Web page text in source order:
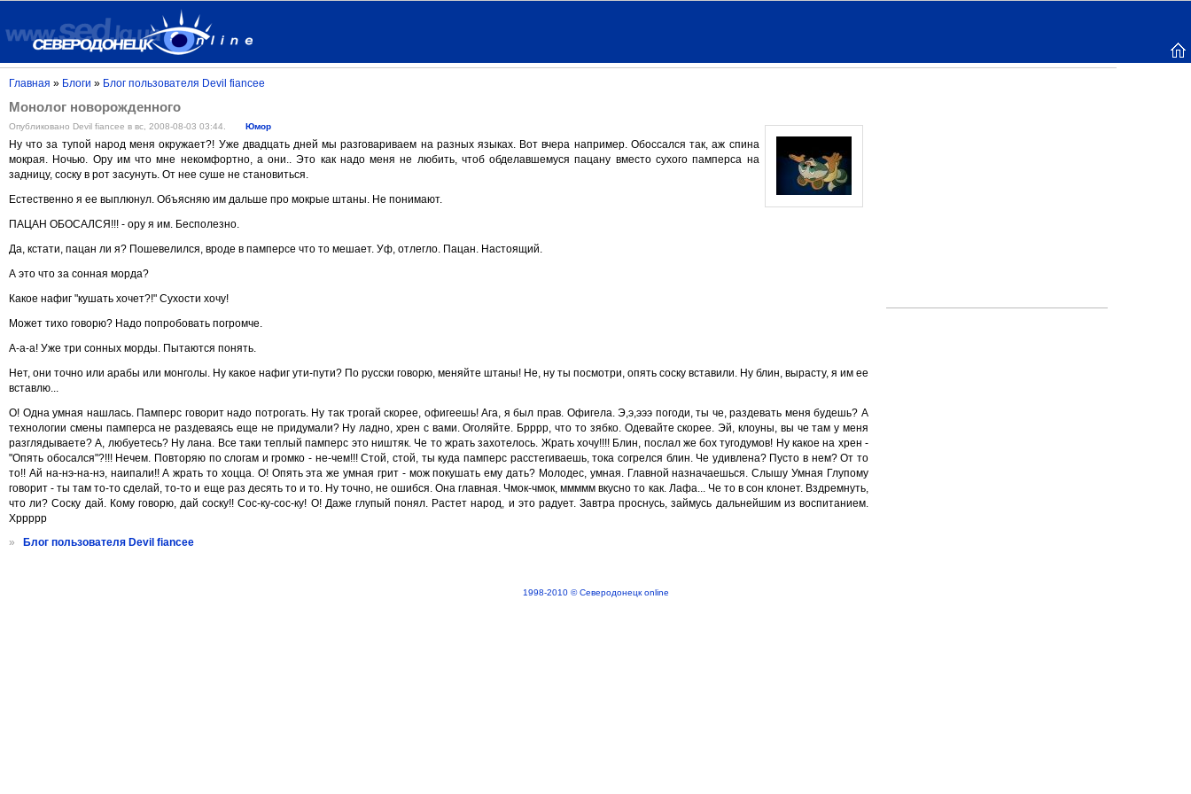
Главная » Блоги » Блог пользователя Devil fiancee
Монолог новорожденного
Опубликовано Devil fiancee в вс, 2008-08-03 03:44. Юмор
Ну что за тупой народ меня окружает?! Уже двадцать дней мы разговариваем на разных языках. Вот вчера например. Обоссался так, аж спина
мокрая. Ночью. Ору им что мне некомфортно, а они.. Это как надо меня не любить, чтоб обделавшемуся пацану вместо сухого памперса на
задницу, соску в рот засунуть. От нее суше не становиться.
Естественно я ее выплюнул. Объясняю им дальше про мокрые штаны. Не понимают.
ПАЦАН ОБОСАЛСЯ!!! - ору я им. Бесполезно.
Да, кстати, пацан ли я? Пошевелился, вроде в памперсе что то мешает. Уф, отлегло. Пацан. Настоящий.
А это что за сонная морда?
Какое нафиг "кушать хочет?!" Сухости хочу!
Может тихо говорю? Надо попробовать погромче.
А-а-а! Уже три сонных морды. Пытаются понять.
Нет, они точно или арабы или монголы. Ну какое нафиг ути-пути? По русски говорю, меняйте штаны! Не, ну ты посмотри, опять соску вставили. Ну блин, вырасту, я им ее
вставлю...
О! Одна умная нашлась. Памперс говорит надо потрогать. Ну так трогай скорее, офигеешь! Ага, я был прав. Офигела. Э,э,эээ погоди, ты че, раздевать меня будешь? А
технологии смены памперса не раздеваясь еще не придумали? Ну ладно, хрен с вами. Оголяйте. Брррр, что то зябко. Одевайте скорее. Эй, клоуны, вы че там у меня
разглядываете? А, любуетесь? Ну лана. Все таки теплый памперс это ништяк. Че то жрать захотелось. Жрать хочу!!!! Блин, послал же бох тугодумов! Ну какое на хрен -
"Опять обосался"?!!! Нечем. Повторяю по слогам и громко - не-чем!!! Стой, стой, ты куда памперс расстегиваешь, тока согрелся блин. Че удивлена? Пусто в нем? От то
то!! Ай на-нэ-на-нэ, наипали!! А жрать то хоцца. О! Опять эта же умная грит - мож покушать ему дать? Молодес, умная. Главной назначаешься. Слышу Умная Глупому
говорит - ты там то-то сделай, то-то и еще раз десять то и то. Ну точно, не ошибся. Она главная. Чмок-чмок, ммммм вкусно то как. Лафа... Че то в сон клонет. Вздремнуть,
что ли? Соску дай. Кому говорю, дай соску!! Сос-ку-сос-ку! О! Даже глупый понял. Растет народ, и это радует. Завтра проснусь, займусь дальнейшим из воспитанием.
Хррррр
»
Блог пользователя Devil fiancee
1998-2010 © Северодонецк online